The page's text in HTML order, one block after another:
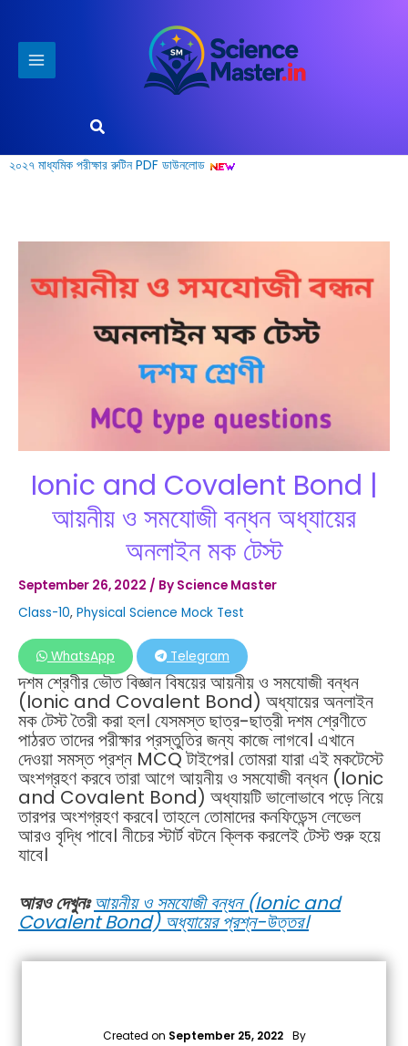
content
Search
২০২৭ মাধ্যমিক পরীক্ষার রুটিন PDF ডাউনলোড
Ionic and Covalent Bond |
আয়নীয় ও সমযোজী বন্ধন অধ্যায়ের
অনলাইন মক টেস্ট
September 26, 2022 / By Science Master
Class-10, Physical Science Mock Test
WhatsApp Telegram
দশম শ্রেণীর ভৌত বিজ্ঞান বিষয়ের আয়নীয় ও সমযোজী বন্ধন
(Ionic and Covalent Bond) অধ্যায়ের অনলাইন
মক টেস্ট তৈরী করা হল। যেসমস্ত ছাত্র-ছাত্রী দশম শ্রেণীতে
পাঠরত তাদের পরীক্ষার প্রস্তুতির জন্য কাজে লাগবে। এখানে
দেওয়া সমস্ত প্রশ্ন MCQ টাইপের। তোমরা যারা এই মকটেস্টে
অংশগ্রহণ করবে তারা আগে আয়নীয় ও সমযোজী বন্ধন (Ionic
and Covalent Bond) অধ্যায়টি ভালোভাবে পড়ে নিয়ে
তারপর অংশগ্রহণ করবে। তাহলে তোমাদের কনফিডেন্স লেভেল
আরও বৃদ্ধি পাবে। নীচের স্টার্ট বটনে ক্লিক করলেই টেস্ট শুরু হয়ে
যাবে।
আরও দেখুনঃ আয়নীয় ও সমযোজী বন্ধন (Ionic and
Covalent Bond) অধ্যায়ের প্রশ্ন-উত্তর।
Created on September 25, 2022
By